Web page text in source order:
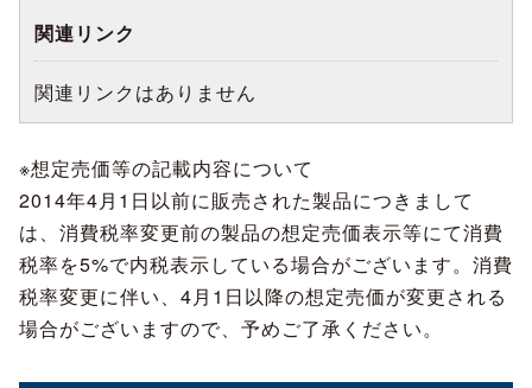
関連リンク
関連リンクはありません
※想定売価等の記載内容について
2014年4月1日以前に販売された製品につきまして
は、消費税率変更前の製品の想定売価表示等にて消費
税率を5%で内税表示している場合がございます。消費
税率変更に伴い、4月1日以降の想定売価が変更される
場合がございますので、予めご了承ください。